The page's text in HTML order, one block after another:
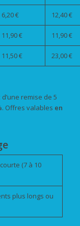
6,20 € 12,40 €
11,90 € 11,90 €
11,50 € 23,00 €
remise de 5
Offres valables en
(7 à 10
plus longs ou